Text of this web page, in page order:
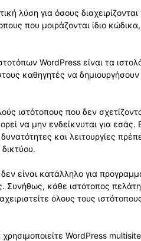
λύση για όσους
που μοιράζονται ίδιο
WordPress είναι τα
καθηγητές να
ιστότοπους που δεν
να μην ενδείκνυται για εσάς.
και λειτουργίες
είναι κατάλληλο για
Συνήθως, κάθε ιστότοπος
όλους τους
WordPress